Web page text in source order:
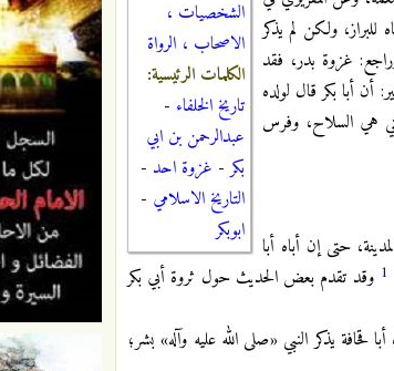
الشخصيات ،
الاصحاب ، الرواة
الكلمات الرئيسية:
تاريخ الخلفاء -
عبدالرحمن بن ابي
بكر- غزوة احد -
التاريخ الاسلامي -
ابوبكر
ولكن لم يذكر
الآية بهذه المناسبة (السيرة الحلبية ج2 ص168، والإستيعاب هامش الاصابة ج2 ص399 و 400 وراجع: غزوة بدر، فقد
أن أبا بكر قال لولده
هي السلاح، وفرس
حتى إن أباه أبا
1 وقد تقدم بعض الحديث حول ثروة أبي بكر
يذكر النبي «صلى الله عليه وآله» بشر؛